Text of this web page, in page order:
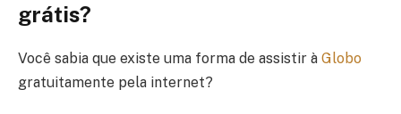
grátis?
Você sabia que existe uma forma de assistir à Globo
gratuitamente pela internet?